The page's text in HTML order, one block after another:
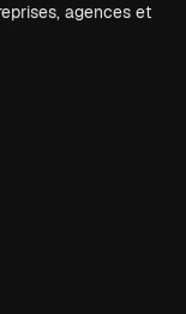
agences et